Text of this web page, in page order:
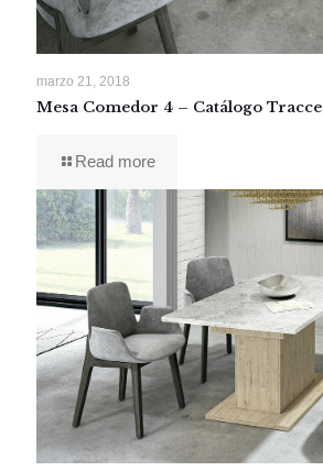
marzo 21, 2018
Mesa Comedor 4 – Catálogo Tracce
Read more